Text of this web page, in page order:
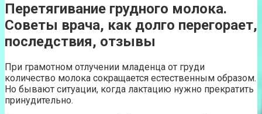
Перетягивание грудного молока.
Советы врача, как долго перегорает,
последствия, отзывы
При грамотном отлучении младенца от груди
количество молока сокращается естественным образом.
Но бывают ситуации, когда лактацию нужно прекратить
принудительно.